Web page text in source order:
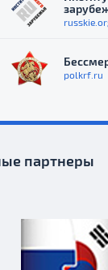
polkrf.ru
партнеры